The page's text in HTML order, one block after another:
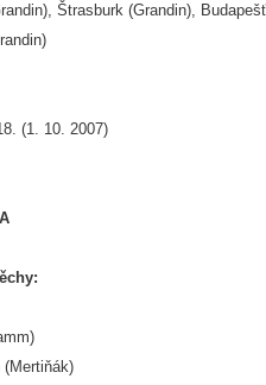
Štrasburk (Grandin),
(1. 10. 2007)